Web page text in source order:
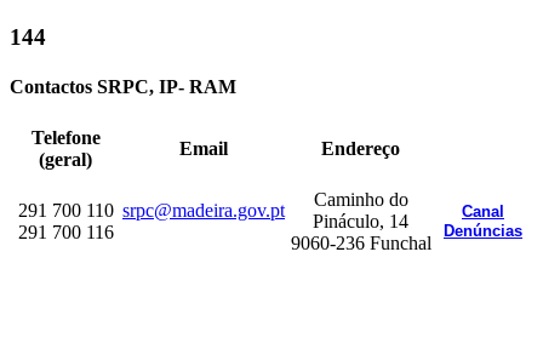
144
Contactos SRPC, IP- RAM
Telefone
(geral)
Email Endereço
291 700 110
291 700 116
srpc@madeira.gov.pt
Caminho do
Pináculo, 14
9060-236 Funchal
Canal
Denúncias